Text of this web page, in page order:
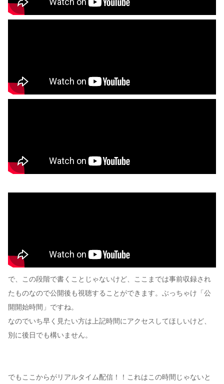
で、この段階で書くことじゃないけど、ここまでは事前収録され
たものなので公開後も視聴することができます。ぶっちゃけ「公
開開始時間」ですね。
なのでいち早く見たい方は上記時間にアクセスしてほしいけど、
別に後日でも構いません。
でもここからがリアルタイム配信！！これはこの時間じゃないと